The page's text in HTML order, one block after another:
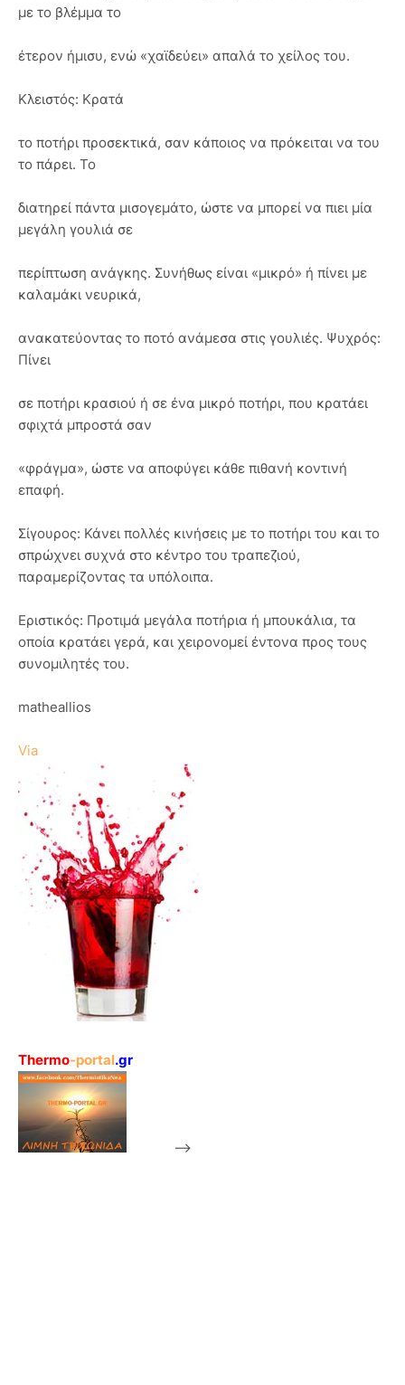
με το βλέμμα το
έτερον ήμισυ, ενώ «χαϊδεύει» απαλά το χείλος του.
Κλειστός: Κρατά
το ποτήρι προσεκτικά, σαν κάποιος να πρόκειται να του
το πάρει. Το
διατηρεί πάντα μισογεμάτο, ώστε να μπορεί να πιει μία
μεγάλη γουλιά σε
περίπτωση ανάγκης. Συνήθως είναι «μικρό» ή πίνει με
καλαμάκι νευρικά,
ανακατεύοντας το ποτό ανάμεσα στις γουλιές. Ψυχρός:
Πίνει
σε ποτήρι κρασιού ή σε ένα μικρό ποτήρι, που κρατάει
σφιχτά μπροστά σαν
«φράγμα», ώστε να αποφύγει κάθε πιθανή κοντινή
επαφή.
Σίγουρος: Κάνει πολλές κινήσεις με το ποτήρι του και το
σπρώχνει συχνά στο κέντρο του τραπεζιού,
παραμερίζοντας τα υπόλοιπα.
Εριστικός: Προτιμά μεγάλα ποτήρια ή μπουκάλια, τα
οποία κρατάει γερά, και χειρονομεί έντονα προς τους
συνομιλητές του.
matheallios
Via
Thermo-portal.gr
-->